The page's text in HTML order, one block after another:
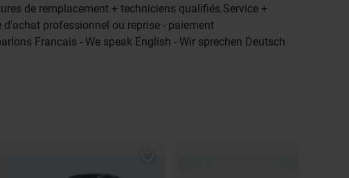
de remplacement + techniciens qualifiés.Service +
professionnel ou reprise - paiement
Francais - We speak English - Wir sprechen Deutsch